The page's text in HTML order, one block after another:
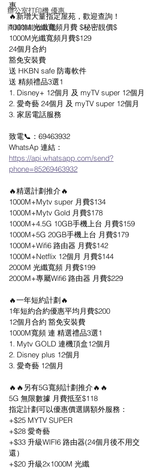
辦公室打印機 優惠
商鋪智能收款機
惠
🔥新增大量指定屋苑，歡迎查詢！
1000M 光纖寬頻月費 $秘密靚價$
1000M光纖寬頻月費$129
24個月合約
豁免安裝費
送 HKBN safe 防毒軟件
送 精頻禮品3選1
1. Disney+ 12個月 及 myTV super 12個月
2. 愛奇藝 24個月 及 myTV super 12個月
3. 家居電話服務
致電📞：69463932
WhatsAp 連結：
https://api.whatsapp.com/send?
phone=85269463932
🔥精選計劃推介🔥
1000M+Mytv super 月費$134
1000M+Mytv Gold 月費$178
1000M+4.5G 10GB手機上台 月費$159
1000M+5G 20GB手機上台 月費$179
1000M+Wifi6 路由器 月費$142
1000M+Netflix 12個月 月費$144
2000M 光纖寬頻 月費$199
2000M+專屬Wifi6 路由器 月費$229
🔥一年短約計劃🔥
1年短約合約優惠平均月費$200
12個月合約 豁免安裝費
1000M寬頻 連 精選禮品3選1
1. Mytv GOLD 連機頂盒12個月
2. Disney plus 12個月
3. 愛奇藝 12個月
🔥🔥另有5G寬頻計劃推介🔥🔥
5G 無限數據 月費抵至$118
指定計劃可以優惠價選購額外服務：
+$25 MYTV SUPER
+$28 愛奇藝
+$33 升級WIFI6 路由器(24個月後不用交
還）
+$20 升級2x1000M 光纖